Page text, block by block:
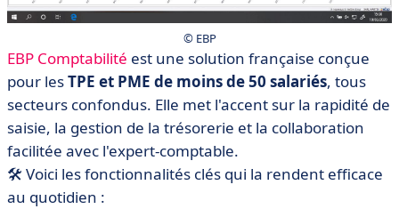
© EBP
EBP Comptabilité est une solution française conçue
pour lesTPE et PME de moins de 50 salariés, tous
secteurs confondus. Elle met l'accent sur la rapidité de
saisie, la gestion de la trésorerie et la collaboration
facilitée avec l'expert-comptable.
🛠️ Voici les fonctionnalités clés qui la rendent efficace
au quotidien :